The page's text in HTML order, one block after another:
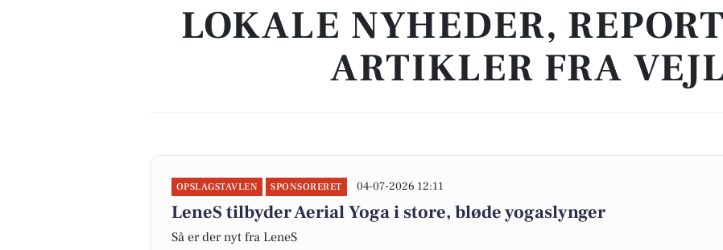
LOKALE NYHEDER,
ARTIKLER FRA
OPSLAGSTAVLEN SPONSORERET 04-07-2026 12:11
LeneS tilbyder Aerial Yoga i store, bløde yogaslynger
Så er der nyt fra LeneS